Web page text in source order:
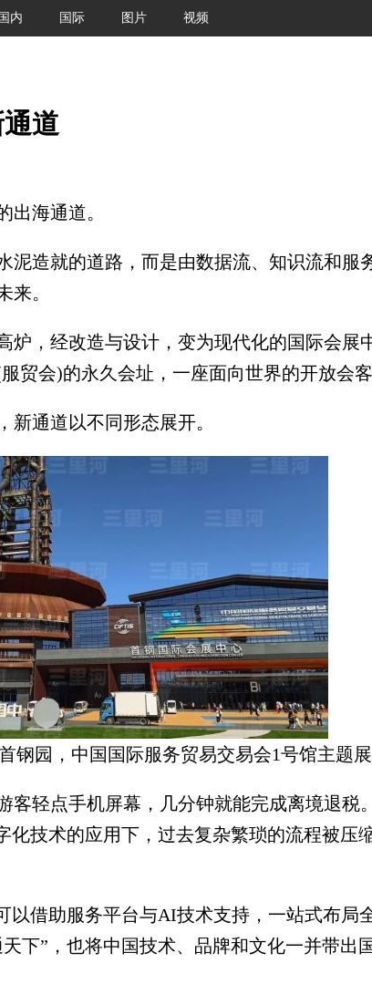
国内 国际 图片 视频
道
海通道。
造就的道路，而是由数据流、知识流和服
来。
，经改造与设计，变为现代化的国际会展
会)的永久会址，一座面向世界的开放会客
通道以不同形态展开。
钢园，中国国际服务贸易交易会1号馆主题展
轻点手机屏幕，几分钟就能完成离境退税。
化技术的应用下，过去复杂繁琐的流程被压
借助服务平台与AI技术支持，一站式布局
下”，也将中国技术、品牌和文化一并带出国